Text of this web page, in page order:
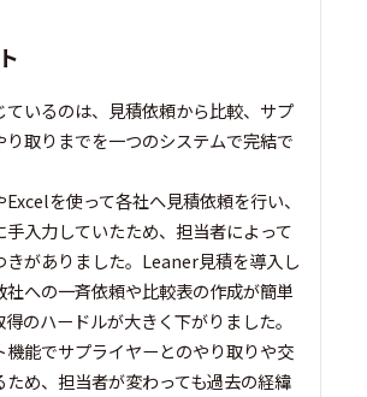
ているのは、見積依頼から比較、サプ
り取りまでを一つのシステムで完結で
を使って各社へ見積依頼を行い、
手入力していたため、担当者によって
きがありました。Leaner見積を導入し
社への一斉依頼や比較表の作成が簡単
のハードルが大きく下がりました。
機能でサプライヤーとのやり取りや交
ため、担当者が変わっても過去の経緯